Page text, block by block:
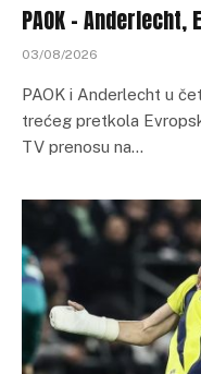
PAOK –
03/08/2026
PAOK i Anderlecht u
trećeg pretkola
TV prenosu na…